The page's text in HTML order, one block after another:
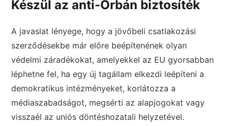
Készül az anti-Orbán biztosíték
A javaslat lényege, hogy a jövőbeli csatlakozási
szerződésekbe már előre beépítenének olyan
védelmi záradékokat, amelyekkel az EU gyorsabban
léphetne fel, ha egy új tagállam elkezdi leépíteni a
demokratikus intézményeket, korlátozza a
médiaszabadságot, megsérti az alapjogokat vagy
visszaél az uniós döntéshozatali helyzetével.